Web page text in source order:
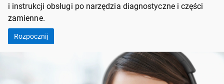
i instrukcji obsługi po narzędzia diagnostyczne i części
zamienne.
Rozpocznij